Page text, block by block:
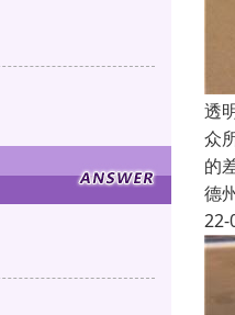
透
众
的
德
22-